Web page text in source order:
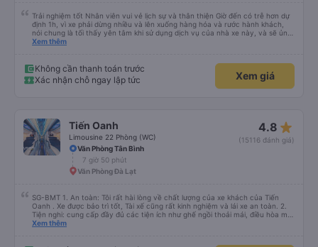
Trải nghiệm tốt Nhân viên vui vẻ lịch sự và thân thiện Giờ đến có trễ hơn dự
định 1h, vì xe phải dừng nhiều và lên xuống hàng hóa và rước hành khách,
nói chung là tối thấy yên tâm khi sử dụng dịch vụ của nhà xe này, và sẽ ủng
hộ và giới thiệu cho người thân sử dụng dịch vụ của nhà xe này
Xem thêm
Không cần thanh toán trước
Xác nhận chỗ ngay lập tức
Xem giá
Tiến Oanh
Limousine 22 Phòng (WC)
4.8 star_rate
(15116 đánh giá)
Văn Phòng Tân Bình
7 giờ 50 phút
Văn Phòng Đà Lạt
SG-BMT 1. An toàn: Tôi rất hài lòng về chất lượng của xe khách của Tiến
Oanh . Xe được bảo trì tốt, Tài xế cũng rất kinh nghiệm và lái xe an toàn. 2.
Tiện nghi: cung cấp đầy đủ các tiện ích như ghế ngồi thoải mái, điều hòa mát
mẻ, wifi tốc độ cao và cổng sạc điện thoại di động. 3. Thời gian và độ chính
Xem thêm